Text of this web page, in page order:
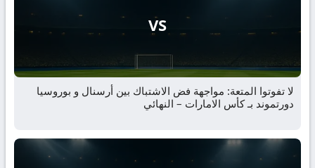
VS
لا تفوتوا المتعة: مواجهة فض الاشتباك بين أرسنال و بوروسيا
دورتموند بـ كأس الامارات – النهائي